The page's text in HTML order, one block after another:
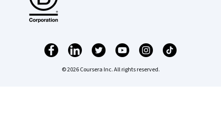
© 2026 Coursera Inc. All rights reserved.